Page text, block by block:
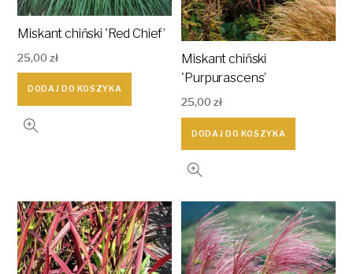
Miskant chiński 'Red Chief’
25,00zł
DODAJ DO KOSZYKA
Miskant chiński
'Purpurascens’
25,00zł
DODAJ DO KOSZYKA